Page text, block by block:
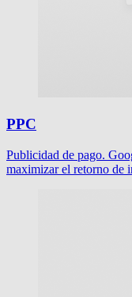
PPC
Publicidad de pago.
maximizar el retorno de